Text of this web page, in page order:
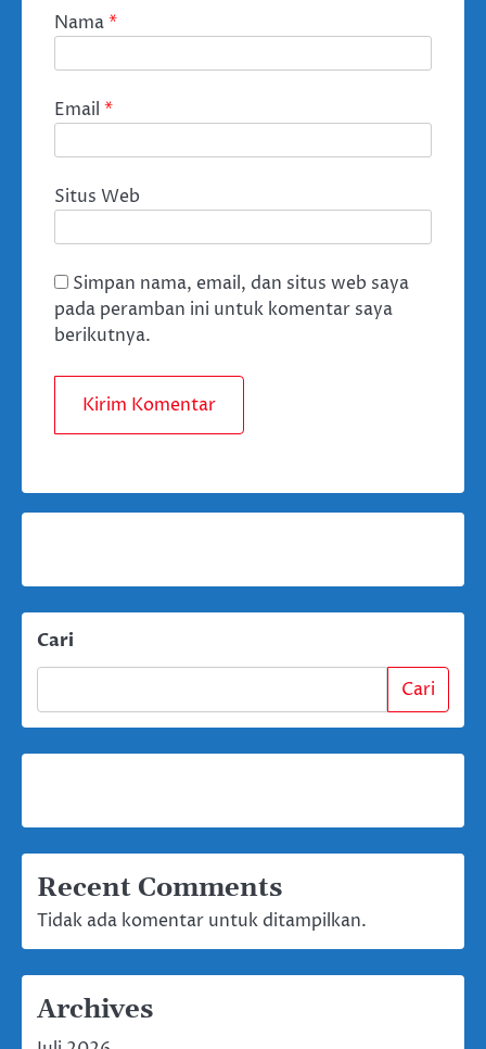
Nama*
Email *
Situs Web
Simpan nama, email, dan situs web saya
pada peramban ini untuk komentar saya
berikutnya.
Cari
Cari
Recent Comments
Tidak ada komentar untuk ditampilkan.
Archives